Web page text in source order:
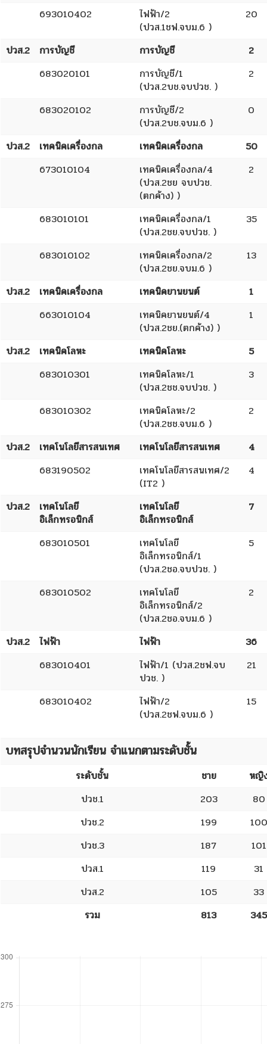
693010402
ไฟฟ้า/2
(ปวส.1ชฟ.จบม.6 )
20
ปวส.2 การบัญชี การบัญชี
2
683020101
การบัญชี/1
(ปวส.2บช.จบปวช. )
2
683020102
การบัญชี/2
(ปวส.2บช.จบม.6 )
0
ปวส.2 เทคนิคเครื่องกล เทคนิคเครื่องกล
50
673010104
เทคนิคเครื่องกล/4
(ปวส.2ชย จบปวช.
(ตกค้าง) )
2
683010101
เทคนิคเครื่องกล/1
(ปวส.2ชย.จบปวช. )
35
683010102
เทคนิคเครื่องกล/2
(ปวส.2ชย.จบม.6 )
13
ปวส.2 เทคนิคเครื่องกล เทคนิคยานยนต์
1
663010104
เทคนิคยานยนต์/4
(ปวส.2ชย.(ตกค้าง) )
1
ปวส.2 เทคนิคโลหะ เทคนิคโลหะ
5
683010301
เทคนิคโลหะ/1
(ปวส.2ชช.จบปวช. )
3
683010302
เทคนิคโลหะ/2
(ปวส.2ชช.จบม.6 )
2
ปวส.2 เทคโนโลยีสารสนเทศ เทคโนโลยีสารสนเทศ
4
683190502
เทคโนโลยีสารสนเทศ/2
(IT2 )
4
ปวส.2
เทคโนโลยี
อิเล็กทรอนิกส์
เทคโนโลยี
อิเล็กทรอนิกส์
7
683010501
เทคโนโลยี
อิเล็กทรอนิกส์/1
(ปวส.2ชอ.จบปวช. )
5
683010502
เทคโนโลยี
อิเล็กทรอนิกส์/2
(ปวส.2ชอ.จบม.6 )
2
ปวส.2 ไฟฟ้า ไฟฟ้า
36
683010401
ไฟฟ้า/1 (ปวส.2ชฟ.จบ
ปวช. )
21
683010402
ไฟฟ้า/2
(ปวส.2ชฟ.จบม.6 )
15
บทสรุปจำนวนนักเรียน จำแนกตามระดับชั้น
ระดับชั้น ชาย
หญิ
ปวช.1
203
80
ปวช.2
199
100
ปวช.3
187
101
ปวส.1
119
31
ปวส.2
105
33
รวม
813 345